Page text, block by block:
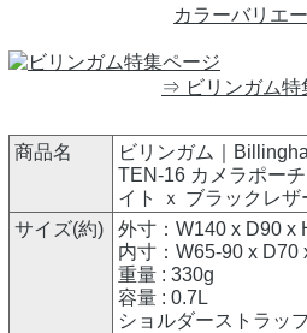
カラーバリエ
⇒ ビリンガム特
商品名
ビリンガム｜
TEN-16 カメラポー
イト ｘ ブラックレザ
サイズ(約)
外寸：W140 x D90 x
内寸：W65-90 x D70
重量 : 330g
容量 : 0.7L
ショルダーストラッ